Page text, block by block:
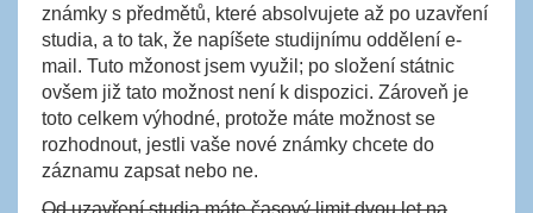
známky s předmětů, které absolvujete až po uzavření
studia, a to tak, že napíšete studijnímu oddělení e-
mail. Tuto mžonost jsem využil; po složení státnic
ovšem již tato možnost není k dispozici. Zároveň je
toto celkem výhodné, protože máte možnost se
rozhodnout, jestli vaše nové známky chcete do
záznamu zapsat nebo ne.